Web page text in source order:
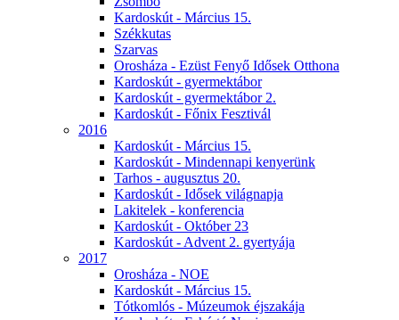
Kardoskút - Március 15.
Székkutas
Szarvas
Orosháza - Ezüst Fenyő Idősek Otthona
Kardoskút - gyermektábor
Kardoskút - gyermektábor 2.
Kardoskút - Főnix Fesztivál
2016
Kardoskút - Március 15.
Kardoskút - Mindennapi kenyerünk
Tarhos - augusztus 20.
Kardoskút - Idősek világnapja
Lakitelek - konferencia
Kardoskút - Október 23
Kardoskút - Advent 2. gyertyája
2017
Orosháza - NOE
Kardoskút - Március 15.
Tótkomlós - Múzeumok éjszakája